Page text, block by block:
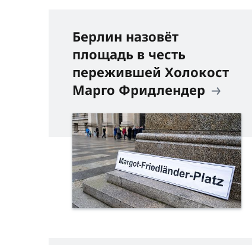
Берлин назовёт
площадь в честь
пережившей Холокост
Марго Фридлендер